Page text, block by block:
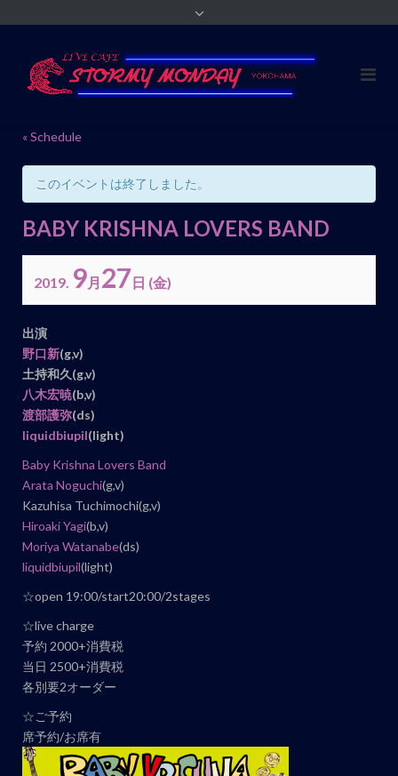
« Schedule
このイベントは終了しました。
BABY KRISHNA LOVERS BAND
2019. 9月 27日 (金)
イ
ベ
ン
ト
ナ
ビ
ゲ
ー
シ
ョ
ン
出演
野口新(g,v)
土持和久(g,v)
八木宏暁(b,v)
渡部護弥(ds)
liquidbiupil(light)
Baby Krishna Lovers Band
Arata Noguchi(g,v)
Kazuhisa Tuchimochi(g,v)
Hiroaki Yagi(b,v)
Moriya Watanabe(ds)
liquidbiupil(light)
☆open 19:00/start20:00/2stages
☆live charge
予約 2000+消費税
当日 2500+消費税
各別要2オーダー
☆ご予約
席予約/お席有